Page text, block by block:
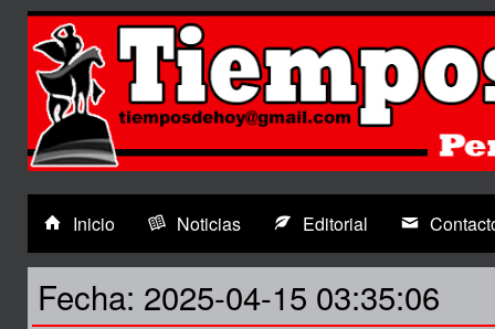
Inicio Noticias Editorial
Fecha: 2025-04-15 03:35:06